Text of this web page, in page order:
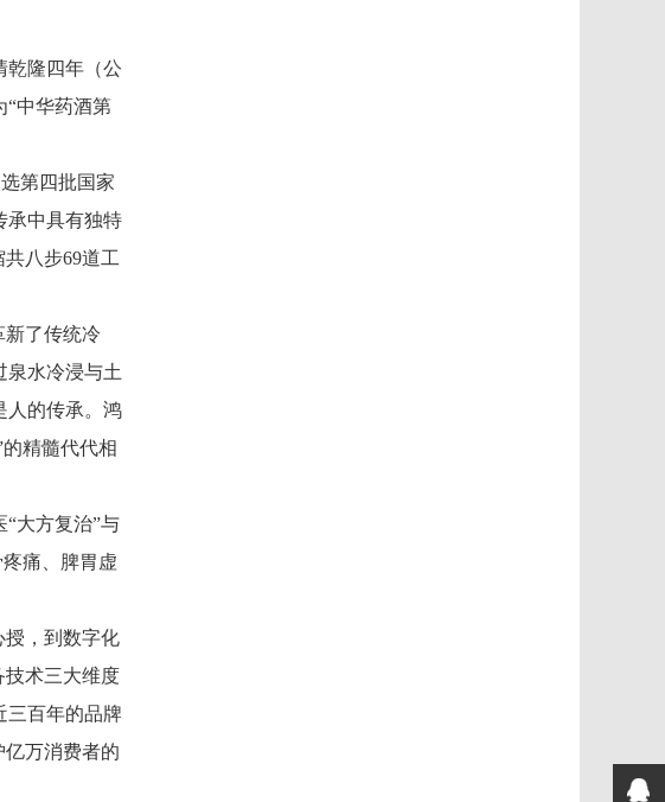
乾隆四年（公
“中华药酒第
第四批国家
承中具有独特
八步69道工
新了传统冷
泉水冷浸与土
人的传承。鸿
精髓代代相
大方复治”与
痛、脾胃虚
授，到数字化
技术三大维度
三百年的品牌
万消费者的